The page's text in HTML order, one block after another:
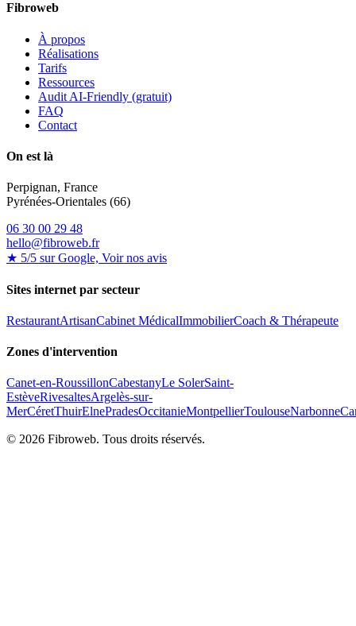
Fibroweb
À propos
Réalisations
Tarifs
Ressources
Audit AI-Friendly (gratuit)
FAQ
Contact
On est là
Perpignan, France
Pyrénées-Orientales (66)
06 30 00 29 48
hello@fibroweb.fr
★ 5/5 sur Google, Voir nos avis
Sites internet par secteur
RestaurantArtisanCabinet MédicalImmobilierCoach & Thérapeute
Zones d'intervention
Canet-en-RoussillonCabestanyLe SolerSaint-
EstèveRivesaltesArgelès-sur-
MerCéretThuirElnePradesOccitanieMontpellierToulouseNarbonne
© 2026 Fibroweb. Tous droits réservés.